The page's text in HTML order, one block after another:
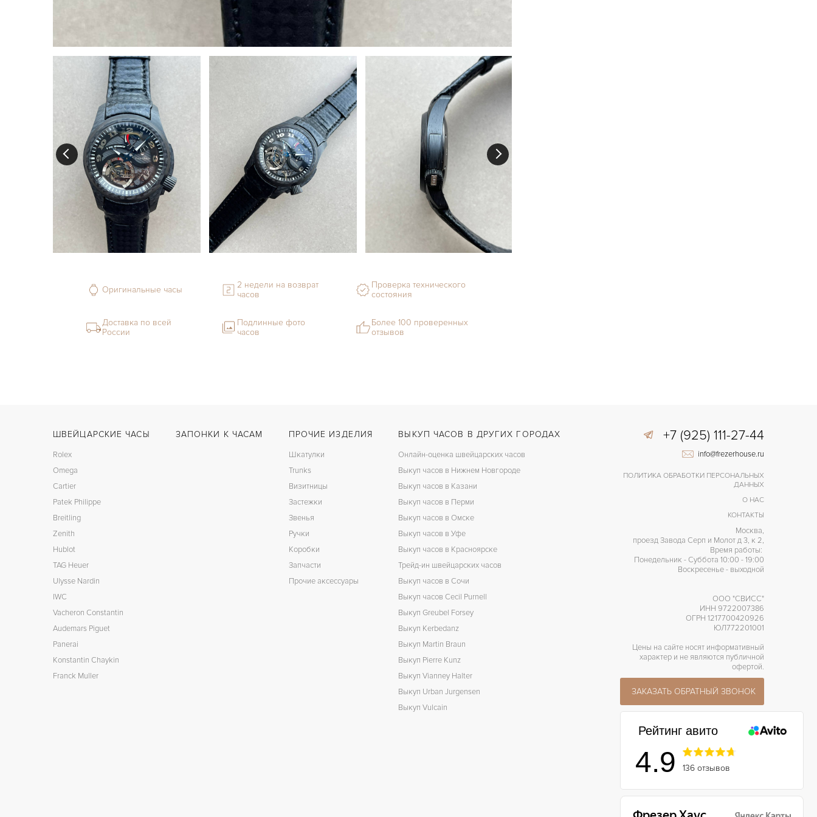
Оригинальные часы
2 недели на возврат
часов
Проверка технического
состояния
Доставка по всей
России
Подлинные фото
часов
Более 100 проверенных
отзывов
ШВЕЙЦАРСКИЕ ЧАСЫ
Rolex
Omega
Cartier
Patek Philippe
Breitling
Zenith
Hublot
TAG Heuer
Ulysse Nardin
IWC
Vacheron Constantin
Audemars Piguet
Panerai
Konstantin Chaykin
Franck Muller
ЗАПОНКИ К ЧАСАМ ПРОЧИЕ ИЗДЕЛИЯ
Шкатулки
Trunks
Визитницы
Застежки
Звенья
Ручки
Коробки
Запчасти
Прочие аксессуары
ВЫКУП ЧАСОВ В ДРУГИХ ГОРОДАХ
Онлайн-оценка швейцарских часов
Выкуп часов в Нижнем Новгороде
Выкуп часов в Казани
Выкуп часов в Перми
Выкуп часов в Омске
Выкуп часов в Уфе
Выкуп часов в Красноярске
Трейд-ин швейцарских часов
Выкуп часов в Сочи
Выкуп часов Cecil Purnell
Выкуп Greubel Forsey
Выкуп Kerbedanz
Выкуп Martin Braun
Выкуп Pierre Kunz
Выкуп Vianney Halter
Выкуп Urban Jurgensen
Выкуп Vulcain
+7 (925) 111-27-44
info@frezerhouse.ru
ПОЛИТИКА ОБРАБОТКИ ПЕРСОНАЛЬНЫХ
ДАННЫХ
О НАС
КОНТАКТЫ
Москва,
проезд Завода Серп и Молот д 3, к 2,
Время работы:
Понедельник - Суббота 10:00 - 19:00
Воскресенье - выходной
ООО "СВИСС"
ИНН 9722007386
ОГРН 1217700420926
ЮЛ772201001
Цены на сайте носят информативный
характер и не являются публичной
офертой.
ЗАКАЗАТЬ ОБРАТНЫЙ ЗВОНОК
Рейтинг авито
4.9 136 отзывов